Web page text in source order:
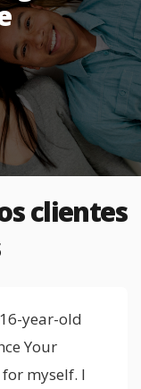
clientes
year-old
Your
myself. I